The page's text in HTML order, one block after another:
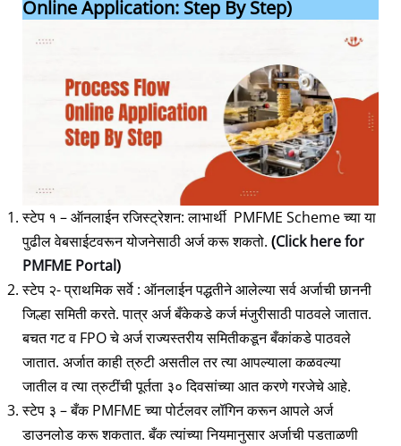
Online Application: Step By Step)
स्टेप १ – ऑनलाईन रजिस्ट्रेशन: लाभार्थी PMFME Scheme च्या या
पुढील वेबसाईटवरून योजनेसाठी अर्ज करू शकतो. (Click here for
PMFME Portal)
स्टेप २- प्राथमिक सर्वे : ऑनलाईन पद्धतीने आलेल्या सर्व अर्जाची छाननी
जिल्हा समिती करते. पात्र अर्ज बँकेकडे कर्ज मंजुरीसाठी पाठवले जातात.
बचत गट व FPO चे अर्ज राज्यस्तरीय समितीकडून बँकांकडे पाठवले
जातात. अर्जात काही त्रुटी असतील तर त्या आपल्याला कळवल्या
जातील व त्या त्रुटींची पूर्तता ३० दिवसांच्या आत करणे गरजेचे आहे.
स्टेप ३ – बँक PMFME च्या पोर्टलवर लॉगिन करून आपले अर्ज
डाउनलोड करू शकतात. बँक त्यांच्या नियमानुसार अर्जाची पडताळणी